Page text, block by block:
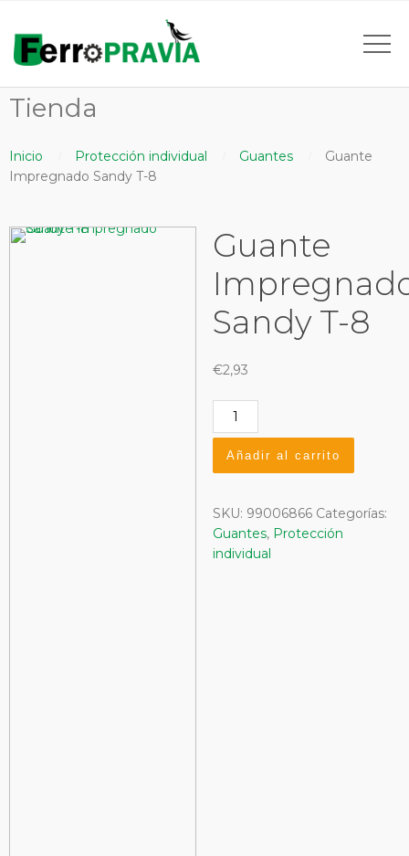
Tienda
Inicio Protección individual Guantes
Guante
Impregnado Sandy T-8
Guante
Sandy T-8
€2,93
Guante
Impregnado
Sandy
T-
cantidad
Añadir al carrito
SKU: 99006866 Categorías:
Guantes, Protección
individual